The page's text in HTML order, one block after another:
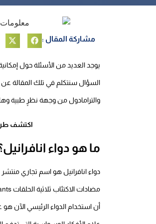
مشاركة المقال :
يوجد العديد من الأسئلة حول
والترامادول من وجهة نظرٍ طبية
اكتشف
ما هو دواء
دواء انافرانيل هو اسم تجاري منتشر
أن استخدام الدواء الرئيسي الآن